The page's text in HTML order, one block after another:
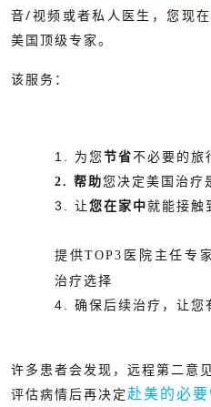
音/视频或者私人医生，您现
美国顶级专家。
该服务：
1. 为您节省不必要的旅
2. 帮助您决定美国治疗
3. 让您在家中就能接触
提供TOP3 医院主任专
治疗选择
4. 确保后续治疗，让您
许多患者会发现，远程第二意
评估病情后再决定赴美的必